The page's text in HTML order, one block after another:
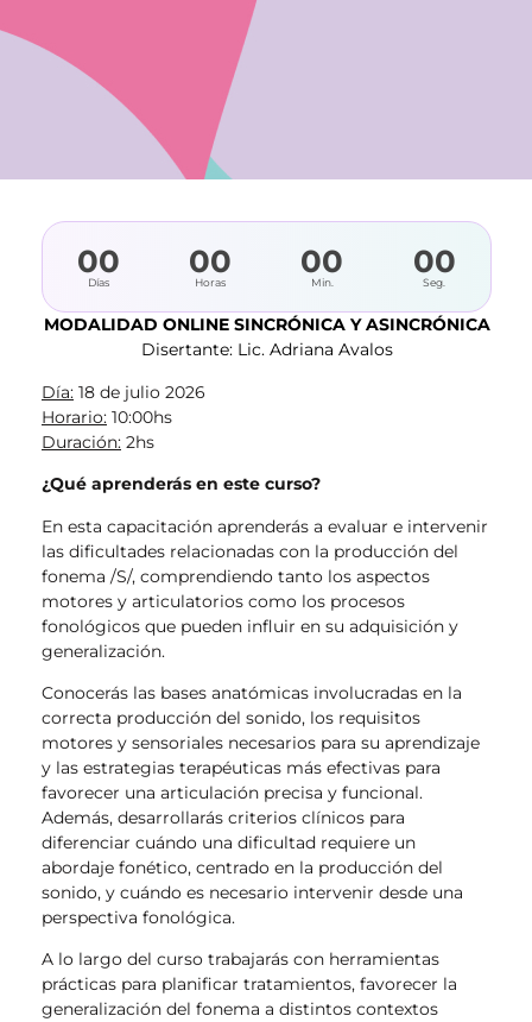
00
Días
00
Horas
00
Min.
00
Seg.
MODALIDAD ONLINE SINCRÓNICA Y ASINCRÓNICA
Disertante: Lic. Adriana Avalos
Día: 18 de julio 2026
Horario: 10:00hs
Duración: 2hs
¿Qué aprenderás en este curso?
En esta capacitación aprenderás a evaluar e intervenir
las dificultades relacionadas con la producción del
fonema /S/, comprendiendo tanto los aspectos
motores y articulatorios como los procesos
fonológicos que pueden influir en su adquisición y
generalización.
Conocerás las bases anatómicas involucradas en la
correcta producción del sonido, los requisitos
motores y sensoriales necesarios para su aprendizaje
y las estrategias terapéuticas más efectivas para
favorecer una articulación precisa y funcional.
Además, desarrollarás criterios clínicos para
diferenciar cuándo una dificultad requiere un
abordaje fonético, centrado en la producción del
sonido, y cuándo es necesario intervenir desde una
perspectiva fonológica.
A lo largo del curso trabajarás con herramientas
prácticas para planificar tratamientos, favorecer la
generalización del fonema a distintos contextos